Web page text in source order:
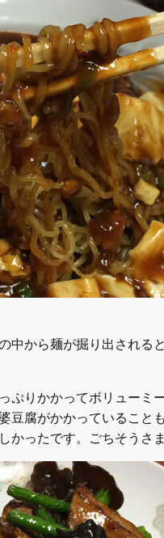
中から麺が掘り出される
りかかってボリューミ
腐がかかっていること
かったです。ごちそうさま